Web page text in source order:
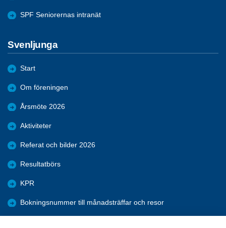
SPF Seniorernas intranät
Svenljunga
Start
Om föreningen
Årsmöte 2026
Aktiviteter
Referat och bilder 2026
Resultatbörs
KPR
Bokningsnummer till månadsträffar och resor